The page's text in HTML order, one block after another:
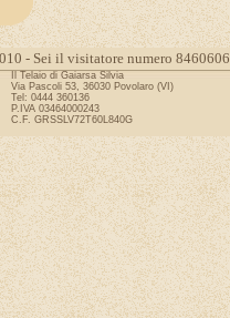
- Sei il visitatore numero 8460606
Il Telaio di Gaiarsa Silvia
Via Pascoli 53, 36030 Povolaro (VI)
Tel: 0444 360136
P.IVA 03464000243
C.F. GRSSLV72T60L840G